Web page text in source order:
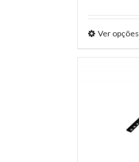
Ver opções